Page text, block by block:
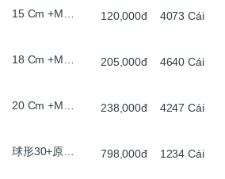
15 Cm +Màu Cổ, Có Chân , Đèn Le 120,000đ 4073 Cái
18 Cm +Màu Cổ, Có Chân , Đèn Le 205,000đ 4640 Cái
20 Cm +Màu Cổ, Có Chân , Đèn Le 238,000đ 4247 Cái
球形30+原木平底圈灯 798,000đ 1234 Cái